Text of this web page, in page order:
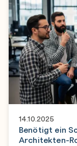
14.10.2025
Benötigt ein
Architekten-